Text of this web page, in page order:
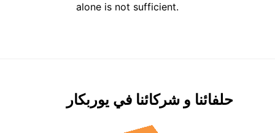
alone is not sufficient.
حلفائنا و شركائنا في يوربكار